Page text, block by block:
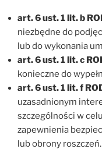
art. 6 ust. 1 lit. b
niezbędne do
lub do wykonania
art. 6 ust. 1 lit. c
konieczne do
art. 6 ust. 1 lit. f
uzasadnionym
szczególności w
zapewnienia
lub obrony roszczeń.